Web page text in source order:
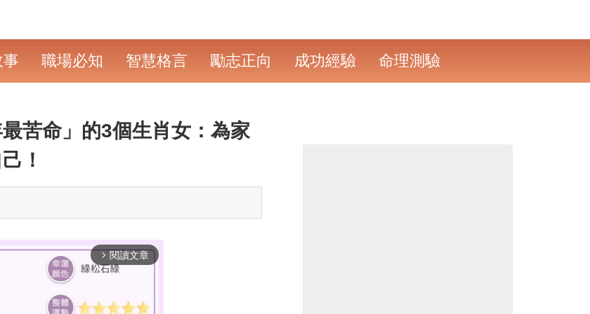
事 職場必知 智慧格言 勵志正向 成功經驗 命理測驗
苦命」的3個生肖女：為家
！
arrow_forward_ios 閱讀文章